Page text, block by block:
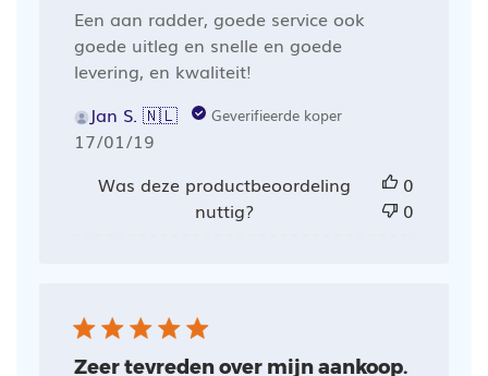
Een aan radder, goede service ook
goede uitleg en snelle en goede
levering, en kwaliteit!
Jan S. 🇳🇱
Geverifieerde koper
Publicatiedatum
17/01/19
Was deze productbeoordeling
nuttig?
0
0
Zeer tevreden over mijn aankoop.